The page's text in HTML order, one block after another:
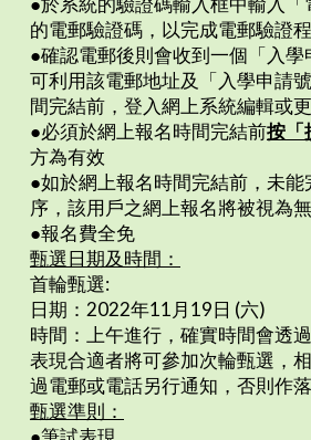
的電郵驗證碼，以完成電郵驗證
●確認電郵後則會收到一個「入
可利用該電郵地址及「入學申請
間完結前，登入網上系統編輯或
●必須於網上報名時間完結前按「
方為有效
●如於網上報名時間完結前，未能
序，該用戶之網上報名將被視為
●報名費全免
甄選日期及時間：
首輪甄選:
日期：2022年11月19日 (六)
時間：上午進行，確實時間會透
表現合適者將可參加次輪甄選，
過電郵或電話另行通知，否則作落
甄選準則：